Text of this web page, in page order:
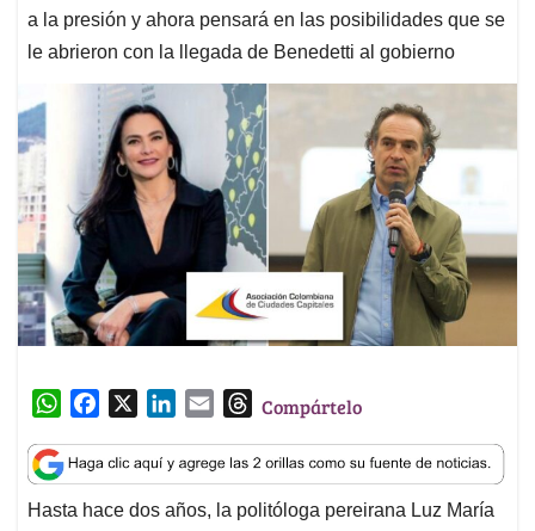
a la presión y ahora pensará en las posibilidades que se
le abrieron con la llegada de Benedetti al gobierno
W
a
t
s
c
e
b
n
k
e
a
i
l
T
r
e
a
Compártelo
Hasta hace dos años, la politóloga pereirana Luz María